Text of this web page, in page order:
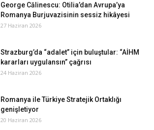
George Călinescu: Otilia’dan Avrupa’ya
Romanya Burjuvazisinin sessiz hikâyesi
27 Haziran 2026
Strazburg’da “adalet” için buluştular: “AİHM
kararları uygulansın” çağrısı
24 Haziran 2026
Romanya ile Türkiye Stratejik Ortaklığı
genişletiyor
20 Haziran 2026